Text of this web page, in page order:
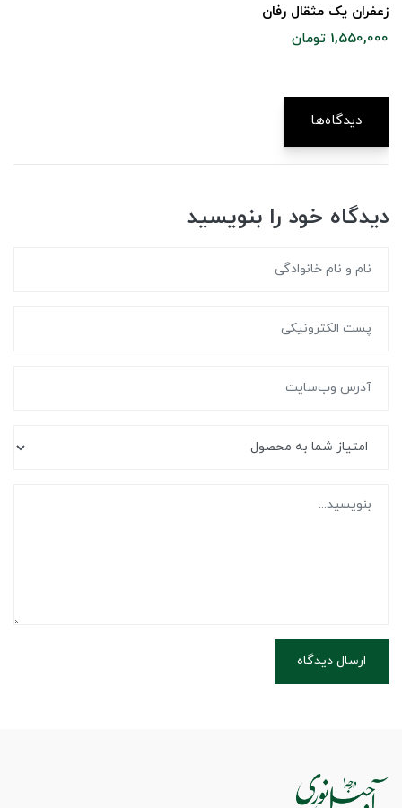
زعفران یک مثقال رفان
1,550,000 تومان
دیدگاه‌ها
دیدگاه خود را بنویسید
ارسال دیدگاه